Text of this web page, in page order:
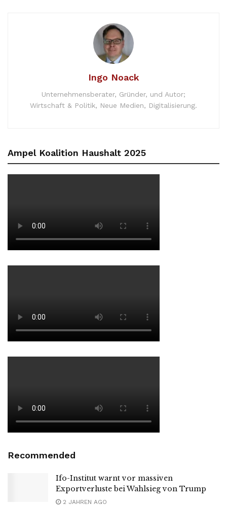
Ingo Noack
Unternehmensberater, Gründer, und Autor;
Wirtschaft & Politik, Neue Medien, Digitalisierung.
Ampel Koalition Haushalt 2025
Recommended
Ifo-Institut warnt vor massiven
Exportverluste bei Wahlsieg von Trump
2 JAHREN AGO